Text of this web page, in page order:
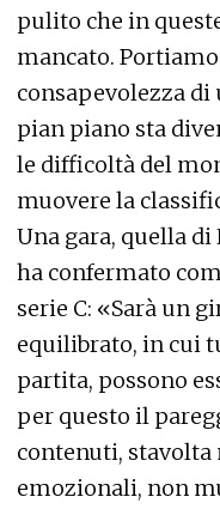
pulito che in
mancato. Portiamo
consapevolezza
pian piano sta
le difficoltà del
muovere la
Una gara, quella di
ha confermato
serie C: «Sarà un
equilibrato, in cui
partita, possono
per questo il
contenuti,
emozionali, non